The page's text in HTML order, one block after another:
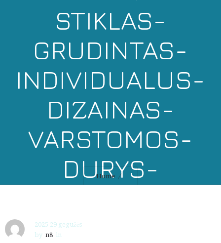
STIKLAS-
GRUDINTAS-
INDIVIDUALUS-
DIZAINAS-
VARSTOMOS-
DURYS-
MONTAVIMAS
Home
2025 29 gegužės
by n8 in